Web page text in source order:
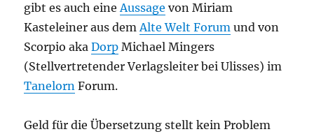
gibt es auch eineAussage von Miriam
Kasteleiner aus demAlte Welt Forum und von
Scorpio akaDorp Michael Mingers
(Stellvertretender Verlagsleiter bei Ulisses) im
Tanelorn Forum.
Geld für die Übersetzung stellt kein Problem